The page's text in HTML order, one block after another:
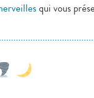
qui vous